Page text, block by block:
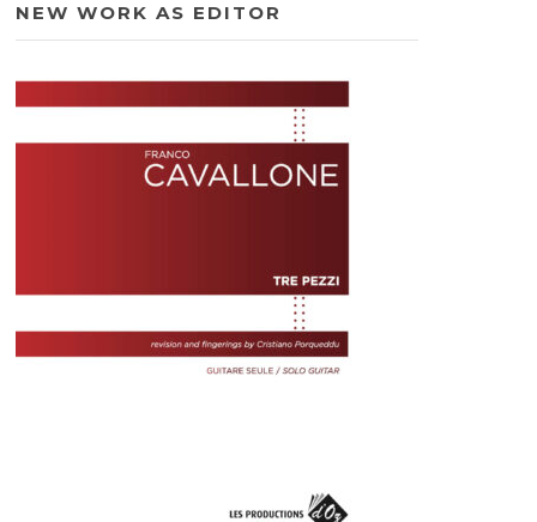
NEW WORK AS EDITOR